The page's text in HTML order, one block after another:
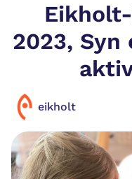
2023, Syn
eikholt